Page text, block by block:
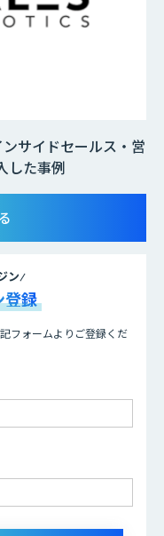
サイドセールス・営
した事例
ン
登録
フォームよりご登録くだ